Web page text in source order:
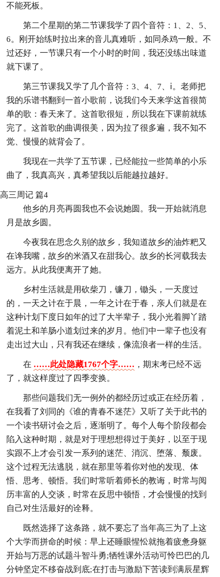
不能死板。
第二个星期的第二节课我学了四个音符：1、2、5、
6。刚开始练时拉出来的音儿真难听，如同杀鸡一般。不
过还好，一节课只有一个小时的时间，我还没练出味道
就下课了。
第三节课我又学了几个音符：3、4、7、ⅰ。老师把
我的乐谱书翻到一首小歌前，说我们今天来学这首很简
单的歌：春天来了。这首歌很短，所以我在下课前就练
完了。这首歌的曲调很美，因为拉了很多遍，我不知不
觉、慢慢的就背会了。
我现在一共学了五节课，已经能拉一些简单的小乐
曲了，我真高兴，真希望我以后能越拉越好。
高三周记 篇4
他乡的月亮再圆我也不会说她圆。我一开始就消息
月是故乡圆。
今夜我在思念久别的故乡，我知道故乡的油炸粑又
在谗我嘴，故乡的米酒又在甜我心。故乡的长河载我去
远方。从此我便离开了她。
乡村生活就是用砍柴刀，镰刀，锄头，一天度过
的，一天之计在于晨，一年之计在于春，亲人们就是在
这种计划下度日如年的过了大半辈子，我小光着脚丫踏
着泥土和羊肠小道划过来的岁月。他们中一辈子也没有
走出过大山，只有我还在继续，像流浪者一样的生活。
在 ……此处隐藏1767个字…… ，期末考已经不远
了，就这样度过了四季变换。
那些问题我们无一例外的都经历过或正在经历着，
在我看了刘同的《谁的青春不迷茫》又听了关于此书的
一个读书研讨会之后，逐渐明了。每个人每个阶段都会
陷入这种时期，就是对于理想想得过于美好，以至于现
实跟不上才会引发一系列的迷茫、消沉、堕落、颓废。
这个过程无法逃脱，就在那里等着你对他的发现、体
悟、思考、顿悟。我们时常听着师长的教诲，时常与阅
历丰富的人交谈，时常在反思中顿悟，才会慢慢的找到
自己对生活最好的诠释。
既然选择了这条路，就不要忘了当年高三为了上这
个大学而拼命的时候：早上还睡眼惺忪就拖着疲惫身躯
开始与万恶的试题斗智斗勇;牺牲课外活动可怜巴巴的几
分钟坚定不移奋战到底;在打击与激励下苦读到满辰星辉